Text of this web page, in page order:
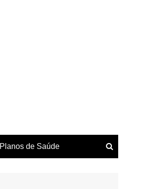
Planos de Saúde